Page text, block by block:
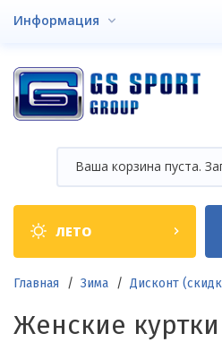
Информация
Ваша корзина пуста.
Shop
categories
ЛЕТО
Строка
навигации
Главная Зима Дисконт
Женские куртки